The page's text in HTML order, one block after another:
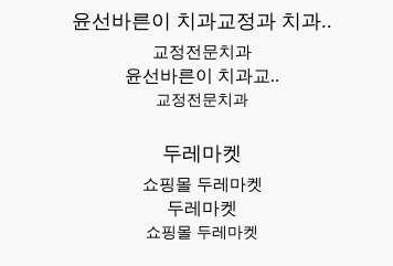
윤선바른이 치과교정과 치과..
교정전문치과
윤선바른이 치과교..
교정전문치과
두레마켓
쇼핑몰 두레마켓
두레마켓
쇼핑몰 두레마켓